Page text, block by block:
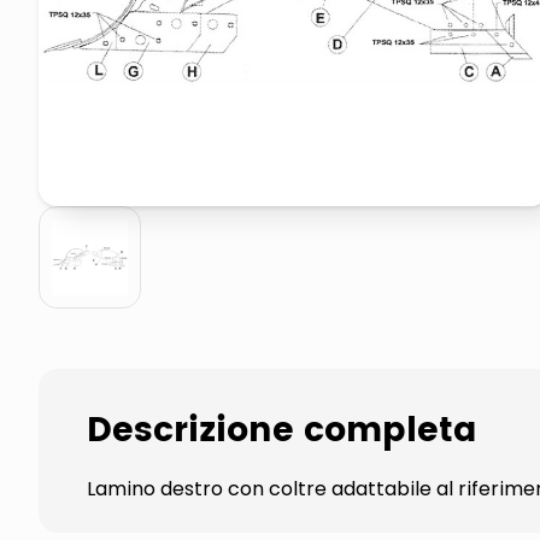
pattumiera raccolta
asciuga capelli spazzola
Descrizione completa
Lamino destro con coltre adattabile al